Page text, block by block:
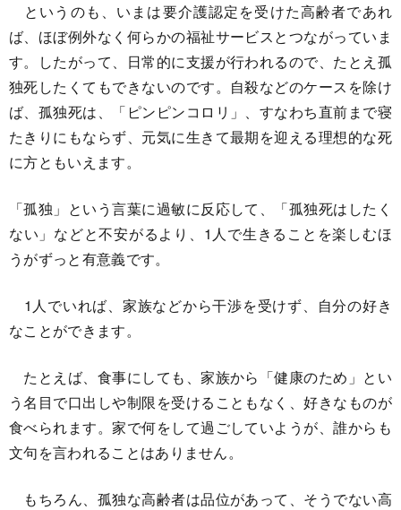
というのも、いまは要介護認定を受けた高齢者であれ
ば、ほぼ例外なく何らかの福祉サービスとつながっていま
す。したがって、日常的に支援が行われるので、たとえ孤
独死したくてもできないのです。自殺などのケースを除け
ば、孤独死は、「ピンピンコロリ」、すなわち直前まで寝
たきりにもならず、元気に生きて最期を迎える理想的な死
に方ともいえます。
「孤独」という言葉に過敏に反応して、「孤独死はしたく
ない」などと不安がるより、1人で生きることを楽しむほ
うがずっと有意義です。
1人でいれば、家族などから干渉を受けず、自分の好き
なことができます。
たとえば、食事にしても、家族から「健康のため」とい
う名目で口出しや制限を受けることもなく、好きなものが
食べられます。家で何をして過ごしていようが、誰からも
文句を言われることはありません。
もちろん、孤独な高齢者は品位があって、そうでない高